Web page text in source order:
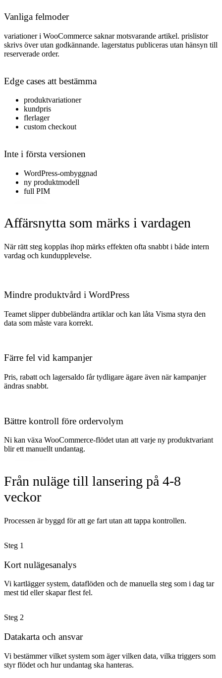
Vanliga felmoder
variationer i WooCommerce saknar motsvarande artikel. prislistor
skrivs över utan godkännande. lagerstatus publiceras utan hänsyn till
reserverade order.
Edge cases att bestämma
produktvariationer
kundpris
flerlager
custom checkout
Inte i första versionen
WordPress-ombyggnad
ny produktmodell
full PIM
Affärsnytta som märks i vardagen
När rätt steg kopplas ihop märks effekten ofta snabbt i både intern
vardag och kundupplevelse.
Mindre produktvård i WordPress
Teamet slipper dubbeländra artiklar och kan låta Visma styra den
data som måste vara korrekt.
Färre fel vid kampanjer
Pris, rabatt och lagersaldo får tydligare ägare även när kampanjer
ändras snabbt.
Bättre kontroll före ordervolym
Ni kan växa WooCommerce-flödet utan att varje ny produktvariant
blir ett manuellt undantag.
Från nuläge till lansering på 4-8
veckor
Processen är byggd för att ge fart utan att tappa kontrollen.
Steg 1
Kort nulägesanalys
Vi kartlägger system, dataflöden och de manuella steg som i dag tar
mest tid eller skapar flest fel.
Steg 2
Datakarta och ansvar
Vi bestämmer vilket system som äger vilken data, vilka triggers som
styr flödet och hur undantag ska hanteras.